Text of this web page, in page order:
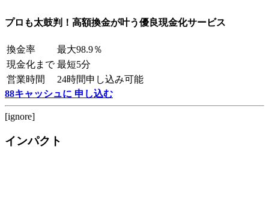
プロも太鼓判！高額換金が叶う優良現金化サービス
換金率
最大98.9％
現金化まで 最短5分
営業時間
24時間申し込み可能
88キャッシュに 申し込む
[ignore]
インパクト